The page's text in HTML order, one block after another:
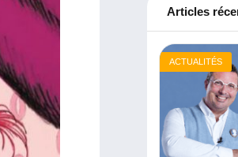
Articles
ACTUALITÉS